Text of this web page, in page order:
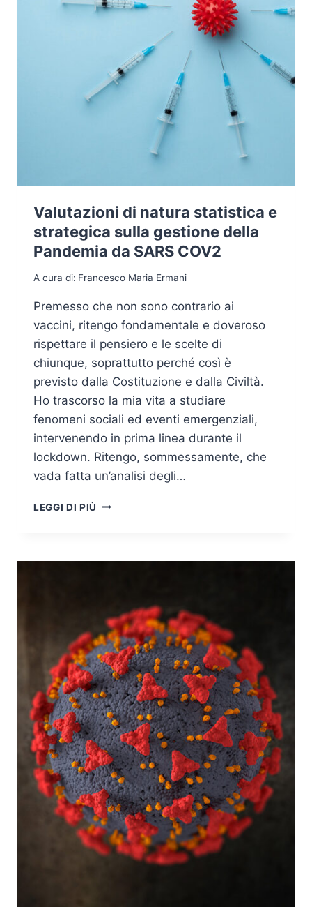
Valutazioni di natura statistica e
strategica sulla gestione della
Pandemia da SARS COV2
A cura di: Francesco Maria Ermani
Premesso che non sono contrario ai
vaccini, ritengo fondamentale e doveroso
rispettare il pensiero e le scelte di
chiunque, soprattutto perché così è
previsto dalla Costituzione e dalla Civiltà.
Ho trascorso la mia vita a studiare
fenomeni sociali ed eventi emergenziali,
intervenendo in prima linea durante il
lockdown. Ritengo, sommessamente, che
vada fatta un’analisi degli…
LEGGI DI PIÙ VALUTAZIONI
E
GESTIONE
DELLA
PANDEMIA
DA
SARS
COV2